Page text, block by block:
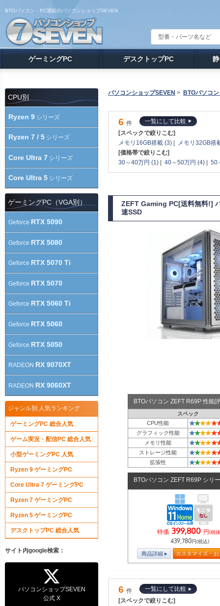
BTOパソコン・PC通販のパソコンショップSEVEN
ゲーミングPC デスクトップPC
パソコンショップSEVEN > BTOパソコ
6 件
一覧にして比較
[スペックで絞りこむ]
メモリ16GB搭載 (3) |
メモリ32GB搭
[価格帯で絞りこむ]
30～40万円 (1) | 40～50万円 (4) | 50
ZEFT Gaming PC[送料無料!]
速SSD
BTOパソコン ZEFT R69P 性能
スペック
CPU性能
★★★★★
グラフィック性能 ★★★★★
メモリ性能 ★★★★★
ストレージ性能 ★★★★★
拡張性 ★★★★★
BTOパソコン ZEFT R69P シリ
特価 399,800 円(税
439,780円(税込)
商品詳細 カスタマイズ・
6 件
一覧にして比較
[スペックで絞りこむ]
CPU別
Ryzen 9 シリーズ
Ryzen 7 / 5 シリーズ
Core Ultra 7 シリーズ
Core Ultra 5 シリーズ
ゲーミングPC（VGA別）
Geforce RTX 5090
Geforce RTX 5080
Geforce RTX 5070 Ti
Geforce RTX 5070
Geforce RTX 5060 Ti
Geforce RTX 5060
Geforce RTX 5050
RADEON RX 9070XT
RADEON RX 9060XT
ジャンル別 人気ランキング
ゲーミングPC 総合人気
ゲーム実況・配信PC 総合人気
小型ゲーミングPC 人気
Ryzen 9 ゲーミングPC
Core Ultra 7 ゲーミングPC
Ryzen 7 ゲーミングPC
Ryzen 5 ゲーミングPC
デスクトップPC 総合人気
サイト内google検索：
パソコンショップSEVEN
公式 X